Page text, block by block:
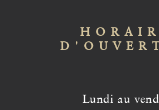
Lundi au